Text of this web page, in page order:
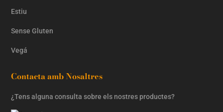
Estiu
Sense Gluten
Vegá
Contacta amb Nosaltres
¿Tens alguna consulta sobre els nostres productes?